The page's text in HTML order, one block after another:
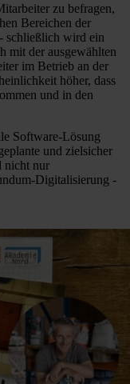
zu befragen,
Bereichen der
schließlich wird ein
mit der ausgewählten
im Betrieb an der
höher, dass
und in den
Software-Lösung
und zielsicher
nicht nur
Digitalisierung -